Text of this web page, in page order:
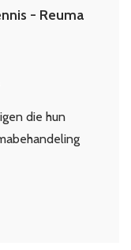
- Reuma
die hun